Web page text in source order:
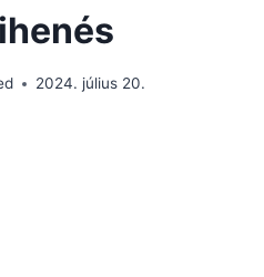
2024. július 20.